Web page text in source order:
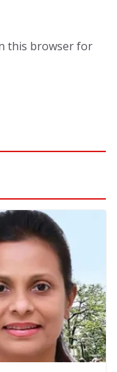
this browser for